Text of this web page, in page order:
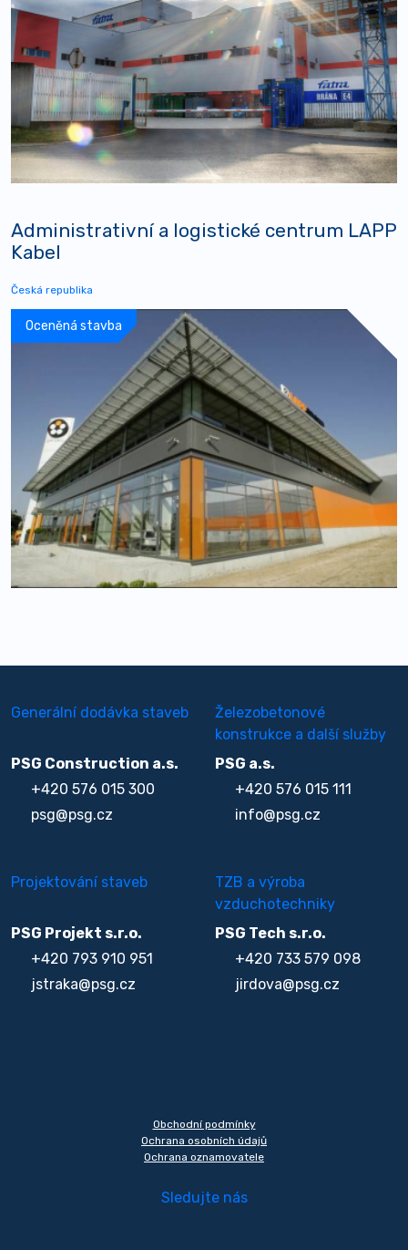
Administrativní a logistické centrum LAPP
Kabel
Česká republika
Oceněná stavba
Generální dodávka staveb
PSG Construction a.s.
+420 576 015 300
psg@psg.cz
Železobetonové
konstrukce a další služby
PSG a.s.
+420 576 015 111
info@psg.cz
Projektování staveb
PSG Projekt s.r.o.
+420 793 910 951
jstraka@psg.cz
TZB a výroba
vzduchotechniky
PSG Tech s.r.o.
+420 733 579 098
jirdova@psg.cz
Obchodní podmínky
Ochrana osobních údajů
Ochrana oznamovatele
Sledujte nás